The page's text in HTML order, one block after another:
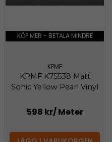
KÖP MER - BETALA MINDRE
KPMF
KPMF K75538 Matt
Sonic Yellow Pearl Vinyl
598 kr/ Meter